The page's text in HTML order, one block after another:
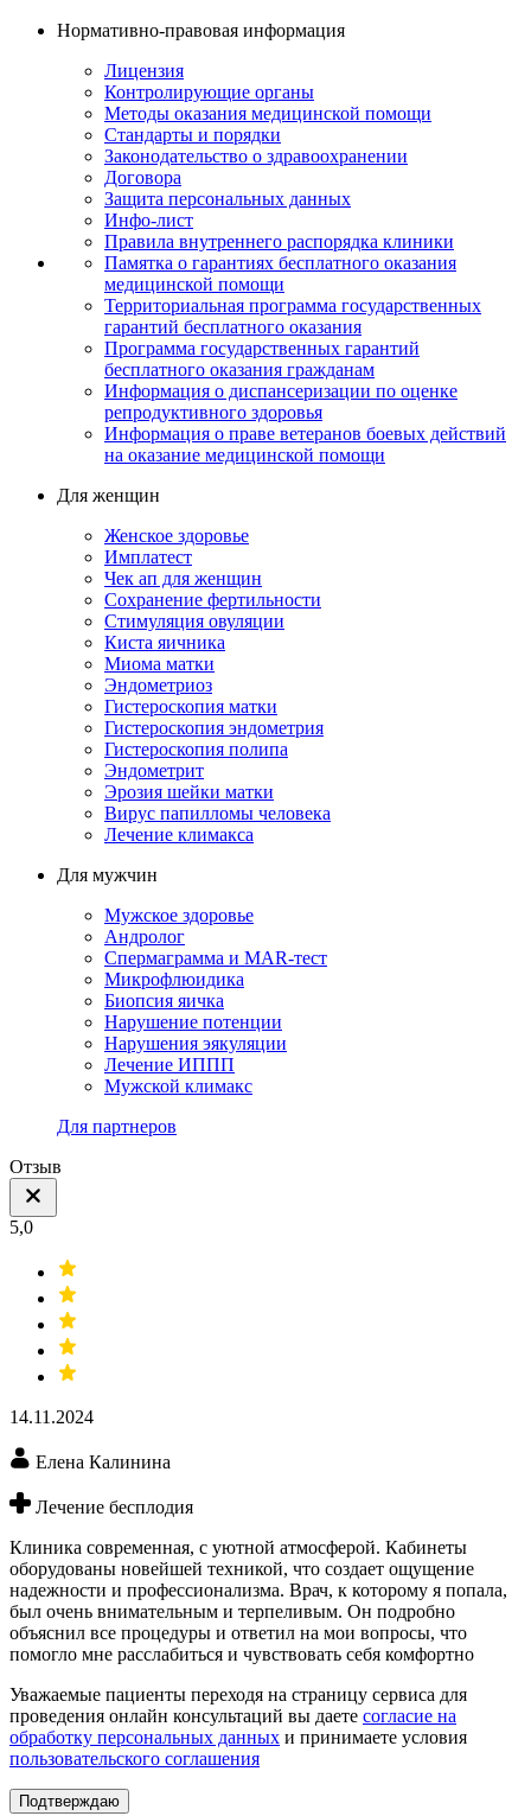
Нормативно-правовая информация
Лицензия
Контролирующие органы
Методы оказания медицинской помощи
Стандарты и порядки
Законодательство о здравоохранении
Договора
Защита персональных данных
Инфо-лист
Правила внутреннего распорядка клиники
Памятка о гарантиях бесплатного оказания
медицинской помощи
Территориальная программа государственных
гарантий бесплатного оказания
Программа государственных гарантий
бесплатного оказания гражданам
Информация о диспансеризации по оценке
репродуктивного здоровья
Информация о праве ветеранов боевых действий
на оказание медицинской помощи
Для женщин
Женское здоровье
Имплатест
Чек ап для женщин
Сохранение фертильности
Стимуляция овуляции
Киста яичника
Миома матки
Эндометриоз
Гистероскопия матки
Гистероскопия эндометрия
Гистероскопия полипа
Эндометрит
Эрозия шейки матки
Вирус папилломы человека
Лечение климакса
Для мужчин
Мужское здоровье
Андролог
Спермаграмма и МАR-тест
Микрофлюидика
Биопсия яичка
Нарушение потенции
Нарушения эякуляции
Лечение ИППП
Мужской климакс
Для партнеров
Отзыв
5,0
14.11.2024
Елена Калинина
Лечение бесплодия
Клиника современная, с уютной атмосферой. Кабинеты
оборудованы новейшей техникой, что создает ощущение
надежности и профессионализма. Врач, к которому я попала,
был очень внимательным и терпеливым. Он подробно
объяснил все процедуры и ответил на мои вопросы, что
помогло мне расслабиться и чувствовать себя комфортно
Уважаемые пациенты переходя на страницу сервиса для
проведения онлайн консультаций вы даете согласие на
обработку персональных данных и принимаете условия
пользовательского соглашения
Подтверждаю